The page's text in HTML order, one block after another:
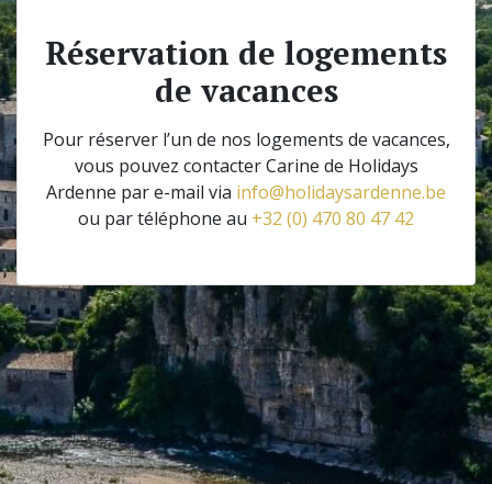
Réservation de logements
de vacances
Pour réserver l’un de nos logements de vacances,
vous pouvez contacter Carine de Holidays
Ardenne par e-mail via info@holidaysardenne.be
ou par téléphone au +32 (0) 470 80 47 42